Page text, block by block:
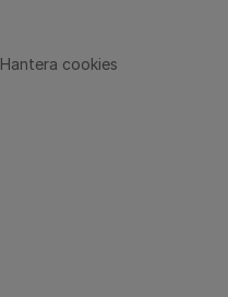
Hantera cookies